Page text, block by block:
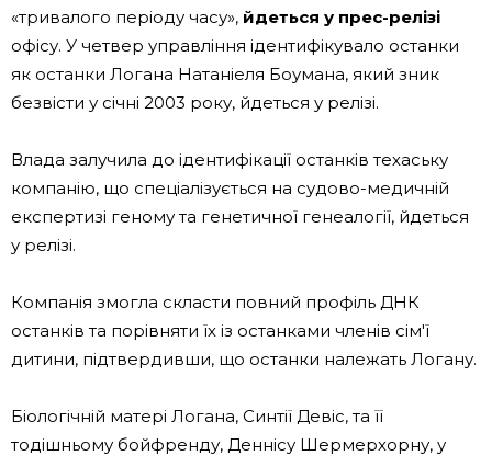
«тривалого періоду часу», йдеться у прес-релізі
офісу. У четвер управління ідентифікувало останки
як останки Логана Натаніеля Боумана, який зник
безвісти у січні 2003 року, йдеться у релізі.
Влада залучила до ідентифікації останків техаську
компанію, що спеціалізується на судово-медичній
експертизі геному та генетичної генеалогії, йдеться
у релізі.
Компанія змогла скласти повний профіль ДНК
останків та порівняти їх із останками членів сім'ї
дитини, підтвердивши, що останки належать Логану.
Біологічній матері Логана, Синтії Девіс, та її
тодішньому бойфренду, Деннісу Шермерхорну, у